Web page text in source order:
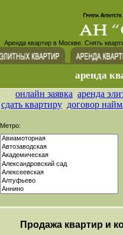
Аренда квартир в Москве. Снять
аренда
онлайн заявка аренда
сдать квартиру договор
Метро:
Продажа квартир и